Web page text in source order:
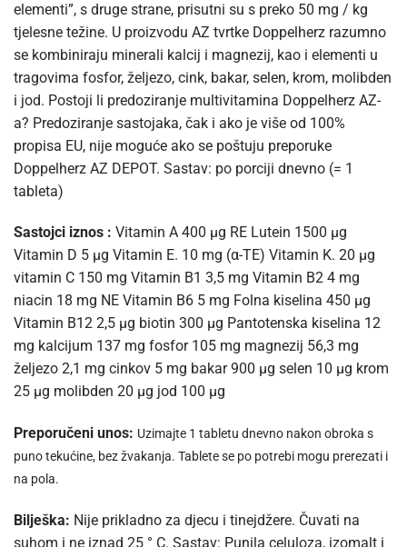
elementi”, s druge strane, prisutni su s preko 50 mg / kg
tjelesne težine. U proizvodu AZ tvrtke Doppelherz razumno
se kombiniraju minerali kalcij i magnezij, kao i elementi u
tragovima fosfor, željezo, cink, bakar, selen, krom, molibden
i jod. Postoji li predoziranje multivitamina Doppelherz AZ-
a? Predoziranje sastojaka, čak i ako je više od 100%
propisa EU, nije moguće ako se poštuju preporuke
Doppelherz AZ DEPOT. Sastav: po porciji dnevno (= 1
tableta)
Sastojci iznos : Vitamin A 400 µg RE Lutein 1500 µg
Vitamin D 5 µg Vitamin E. 10 mg (α-TE) Vitamin K. 20 µg
vitamin C 150 mg Vitamin B1 3,5 mg Vitamin B2 4 mg
niacin 18 mg NE Vitamin B6 5 mg Folna kiselina 450 µg
Vitamin B12 2,5 µg biotin 300 µg Pantotenska kiselina 12
mg kalcijum 137 mg fosfor 105 mg magnezij 56,3 mg
željezo 2,1 mg cinkov 5 mg bakar 900 µg selen 10 µg krom
25 µg molibden 20 µg jod 100 µg
Preporučeni unos: Uzimajte 1 tabletu dnevno nakon obroka s
puno tekućine, bez žvakanja. Tablete se po potrebi mogu prerezati i
na pola.
Bilješka: Nije prikladno za djecu i tinejdžere. Čuvati na
suhom i ne iznad 25 ° C. Sastav: Punila celuloza, izomalt i